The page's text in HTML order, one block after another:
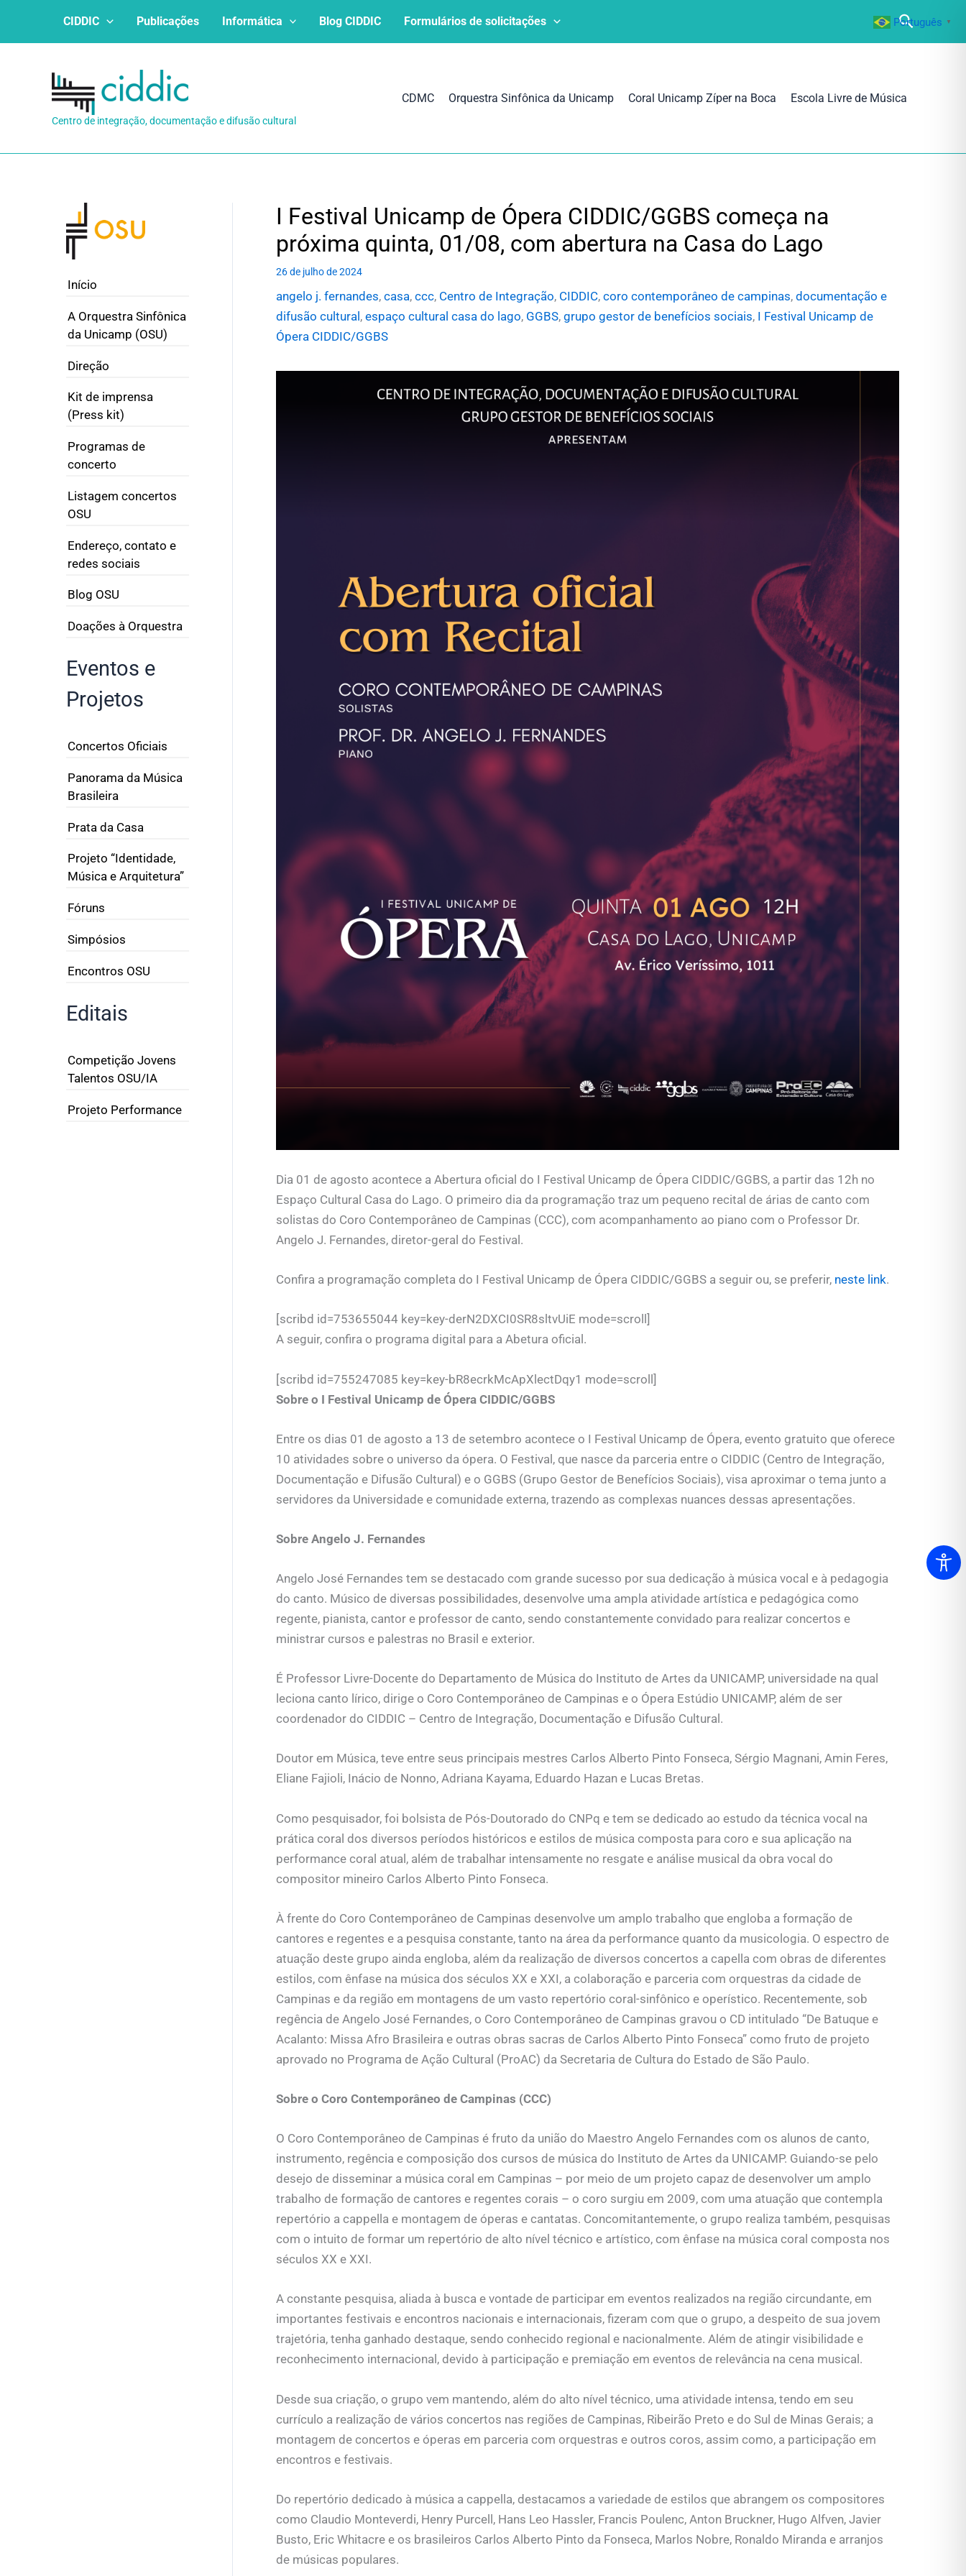
CIDDIC Publicações Informática Blog CIDDIC Formulários de solicitações
Centro de integração, documentação e difusão cultural
CDMC Orquestra Sinfônica da Unicamp Coral Unicamp Zíper na Boca Escola Livre de Música
Início
A Orquestra Sinfônica
da Unicamp (OSU)
Direção
Kit de imprensa
(Press kit)
Programas de
concerto
Listagem concertos
OSU
Endereço, contato e
redes sociais
Blog OSU
Doações à Orquestra
Eventos e
Projetos
Concertos Oficiais
Panorama da Música
Brasileira
Prata da Casa
Projeto “Identidade,
Música e Arquitetura”
Fóruns
Simpósios
Encontros OSU
Editais
Competição Jovens
Talentos OSU/IA
Projeto Performance
I Festival Unicamp de Ópera CIDDIC/GGBS começa na
próxima quinta, 01/08, com abertura na Casa do Lago
26 de julho de 2024
angelo j. fernandes, casa, ccc, Centro de Integração, CIDDIC, coro contemporâneo de campinas, documentação e
difusão cultural , espaço cultural casa do lago, GGBS, grupo gestor de benefícios sociais, I Festival Unicamp de
Ópera CIDDIC/GGBS
Dia 01 de agosto acontece a Abertura oficial do I Festival Unicamp de Ópera CIDDIC/GGBS, a partir das 12h no
Espaço Cultural Casa do Lago. O primeiro dia da programação traz um pequeno recital de árias de canto com
solistas do Coro Contemporâneo de Campinas (CCC), com acompanhamento ao piano com o Professor Dr.
Angelo J. Fernandes, diretor-geral do Festival.
Confira a programação completa do I Festival Unicamp de Ópera CIDDIC/GGBS a seguir ou, se preferir, neste link.
[scribd id=753655044 key=key-derN2DXCI0SR8sltvUiE mode=scroll]
A seguir, confira o programa digital para a Abetura oficial.
[scribd id=755247085 key=key-bR8ecrkMcApXlectDqy1 mode=scroll]
Sobre o I Festival Unicamp de Ópera CIDDIC/GGBS
Entre os dias 01 de agosto a 13 de setembro acontece o I Festival Unicamp de Ópera, evento gratuito que oferece
10 atividades sobre o universo da ópera. O Festival, que nasce da parceria entre o CIDDIC (Centro de Integração,
Documentação e Difusão Cultural) e o GGBS (Grupo Gestor de Benefícios Sociais), visa aproximar o tema junto a
servidores da Universidade e comunidade externa, trazendo as complexas nuances dessas apresentações.
Sobre Angelo J. Fernandes
Angelo José Fernandes tem se destacado com grande sucesso por sua dedicação à música vocal e à pedagogia
do canto. Músico de diversas possibilidades, desenvolve uma ampla atividade artística e pedagógica como
regente, pianista, cantor e professor de canto, sendo constantemente convidado para realizar concertos e
ministrar cursos e palestras no Brasil e exterior.
É Professor Livre-Docente do Departamento de Música do Instituto de Artes da UNICAMP, universidade na qual
leciona canto lírico, dirige o Coro Contemporâneo de Campinas e o Ópera Estúdio UNICAMP, além de ser
coordenador do CIDDIC – Centro de Integração, Documentação e Difusão Cultural.
Doutor em Música, teve entre seus principais mestres Carlos Alberto Pinto Fonseca, Sérgio Magnani, Amin Feres,
Eliane Fajioli, Inácio de Nonno, Adriana Kayama, Eduardo Hazan e Lucas Bretas.
Como pesquisador, foi bolsista de Pós-Doutorado do CNPq e tem se dedicado ao estudo da técnica vocal na
prática coral dos diversos períodos históricos e estilos de música composta para coro e sua aplicação na
performance coral atual, além de trabalhar intensamente no resgate e análise musical da obra vocal do
compositor mineiro Carlos Alberto Pinto Fonseca.
À frente do Coro Contemporâneo de Campinas desenvolve um amplo trabalho que engloba a formação de
cantores e regentes e a pesquisa constante, tanto na área da performance quanto da musicologia. O espectro de
atuação deste grupo ainda engloba, além da realização de diversos concertos a capella com obras de diferentes
estilos, com ênfase na música dos séculos XX e XXI, a colaboração e parceria com orquestras da cidade de
Campinas e da região em montagens de um vasto repertório coral-sinfônico e operístico. Recentemente, sob
regência de Angelo José Fernandes, o Coro Contemporâneo de Campinas gravou o CD intitulado “De Batuque e
Acalanto: Missa Afro Brasileira e outras obras sacras de Carlos Alberto Pinto Fonseca” como fruto de projeto
aprovado no Programa de Ação Cultural (ProAC) da Secretaria de Cultura do Estado de São Paulo.
Sobre o Coro Contemporâneo de Campinas (CCC)
O Coro Contemporâneo de Campinas é fruto da união do Maestro Angelo Fernandes com os alunos de canto,
instrumento, regência e composição dos cursos de música do Instituto de Artes da UNICAMP. Guiando-se pelo
desejo de disseminar a música coral em Campinas – por meio de um projeto capaz de desenvolver um amplo
trabalho de formação de cantores e regentes corais – o coro surgiu em 2009, com uma atuação que contempla
repertório a cappella e montagem de óperas e cantatas. Concomitantemente, o grupo realiza também, pesquisas
com o intuito de formar um repertório de alto nível técnico e artístico, com ênfase na música coral composta nos
séculos XX e XXI.
A constante pesquisa, aliada à busca e vontade de participar em eventos realizados na região circundante, em
importantes festivais e encontros nacionais e internacionais, fizeram com que o grupo, a despeito de sua jovem
trajetória, tenha ganhado destaque, sendo conhecido regional e nacionalmente. Além de atingir visibilidade e
reconhecimento internacional, devido à participação e premiação em eventos de relevância na cena musical.
Desde sua criação, o grupo vem mantendo, além do alto nível técnico, uma atividade intensa, tendo em seu
currículo a realização de vários concertos nas regiões de Campinas, Ribeirão Preto e do Sul de Minas Gerais; a
montagem de concertos e óperas em parceria com orquestras e outros coros, assim como, a participação em
encontros e festivais.
Do repertório dedicado à música a cappella, destacamos a variedade de estilos que abrangem os compositores
como Claudio Monteverdi, Henry Purcell, Hans Leo Hassler, Francis Poulenc, Anton Bruckner, Hugo Alfven, Javier
Busto, Eric Whitacre e os brasileiros Carlos Alberto Pinto da Fonseca, Marlos Nobre, Ronaldo Miranda e arranjos
de músicas populares.
Português ▼